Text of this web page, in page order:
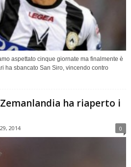
aspettato cinque giornate ma finalmente è
ha sbancato San Siro, vincendo contro
ha riaperto i
2014 0